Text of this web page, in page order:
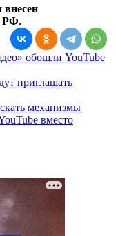
РФ.
обошли YouTube
приглашать
механизмы
вместо